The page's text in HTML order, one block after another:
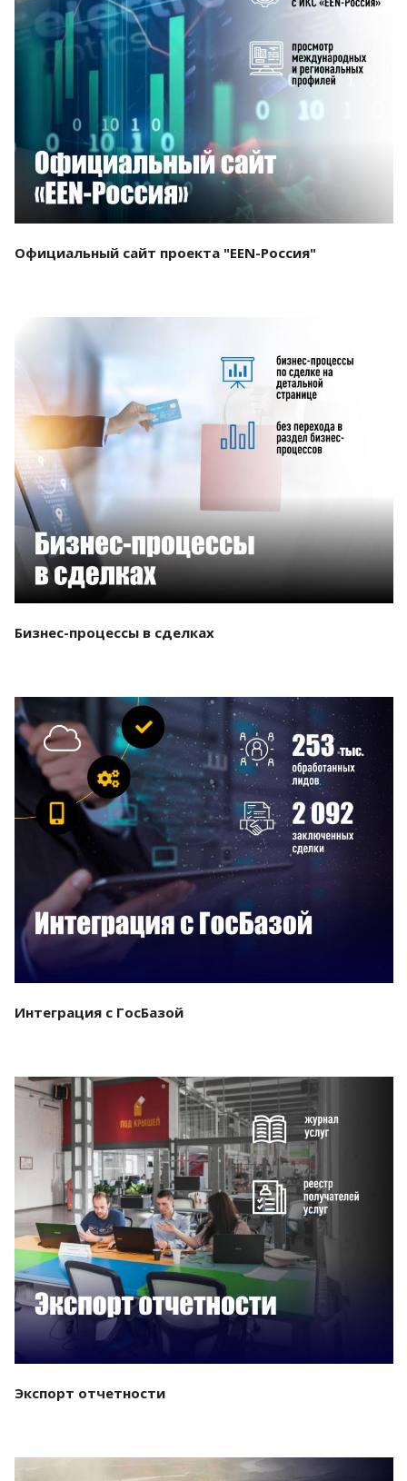
Смотреть проект
Официальный сайт проекта "EEN-Россия"
Бизнес-процессы в сделках
Смотреть проект
Интеграция с ГосБазой
Смотреть проект
Экспорт отчетности